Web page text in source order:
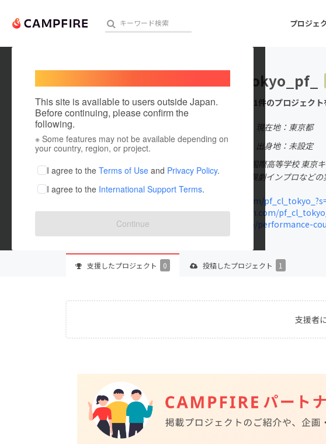
プロジェ
人気のプロジェクト 注目のリターン 注
アート・写真 音楽
テクノロジー・ガジェット
ゲーム・
映像・映画
ビジネス・起業
チャレンジ
まちづくり・地域活性化
CAMPFIRE
This site is available to users outside Japan.
Before continuing, please confirm the
following.
※ Some features may not be available depending on
your country, region, or project.
I agree to the Terms of Use and Privacy Policy.
I agree to the International Support Terms.
Continue
clark_tokyo_pf_
これまでに1件のプロジェク
現在地：東京都
出身国：日本
出身地：未設定
クラーク記念国際高等学校 東
陣・RAP・即興劇インプロなど
twitter.com/
instagram.com/
ameblo.jp/performance-
支援したプロジェクト 0 投稿したプロジェクト 1
支援者